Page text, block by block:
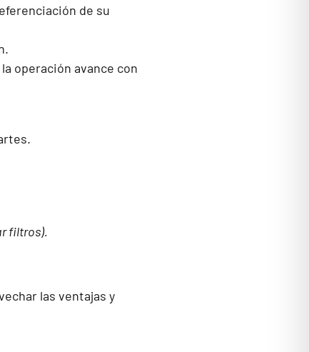
de su
operación avance con
filtros).
las ventajas y